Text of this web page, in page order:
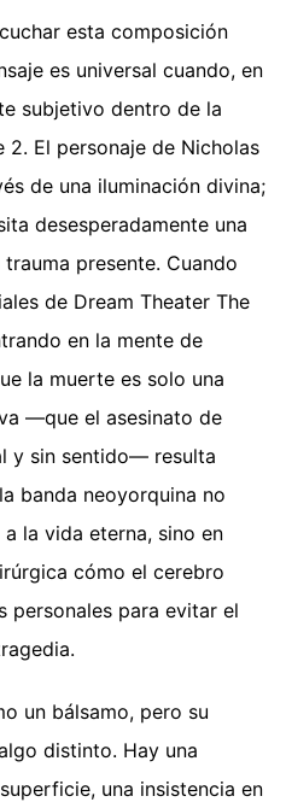
esta composición
es universal cuando, en
subjetivo dentro de la
El personaje de Nicholas
de una iluminación divina;
desesperadamente una
presente. Cuando
de Dream Theater The
en la mente de
la muerte es solo una
—que el asesinato de
y sin sentido— resulta
banda neoyorquina no
la vida eterna, sino en
cómo el cerebro
personales para evitar el
un bálsamo, pero su
distinto. Hay una
una insistencia en